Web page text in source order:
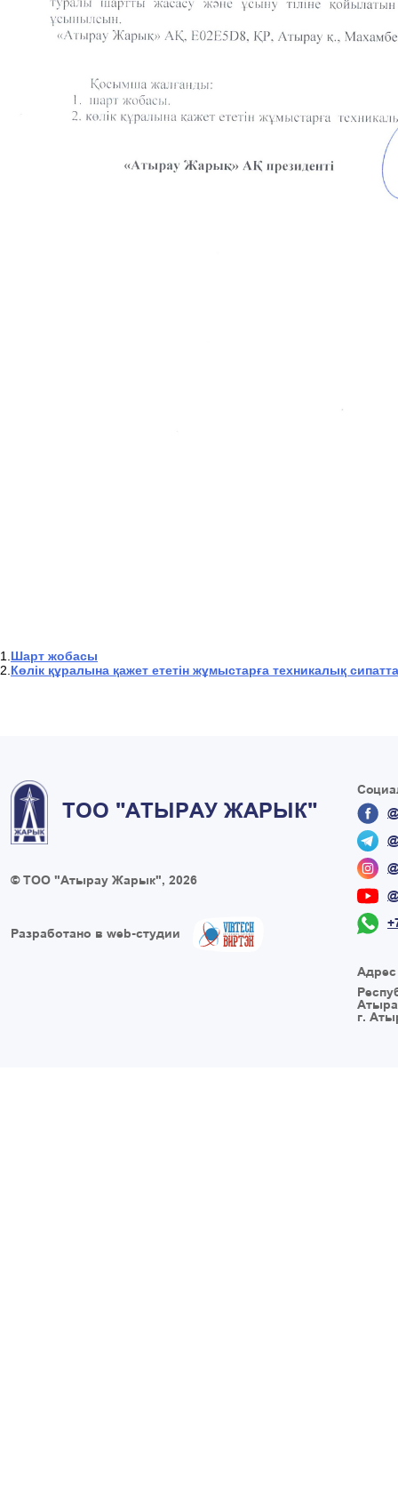
1. Шарт жобасы
2. Көлік құралына қажет ететін жұмыстарға техникалық
ТОО "АТЫРАУ ЖАРЫК"
© ТОО "Атырау Жарык", 2026
Разработано в web-студии
Адрес
г.